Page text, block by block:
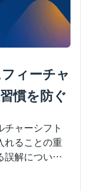
ィーチャ
慣を防ぐ
ャーシフト
れることの重
誤解について